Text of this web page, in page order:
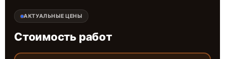
АКТУАЛЬНЫЕ ЦЕНЫ
Стоимость работ